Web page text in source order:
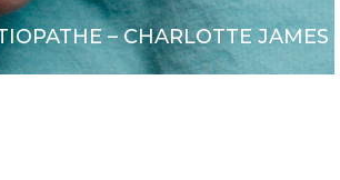
– CHARLOTTE JAMES